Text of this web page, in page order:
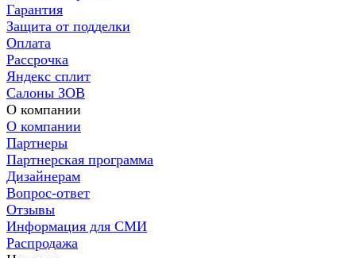
Гарантия
Защита от подделки
Оплата
Рассрочка
Яндекс сплит
Салоны ЗОВ
О компании
О компании
Партнеры
Партнерская программа
Дизайнерам
Вопрос-ответ
Отзывы
Информация для СМИ
Распродажа